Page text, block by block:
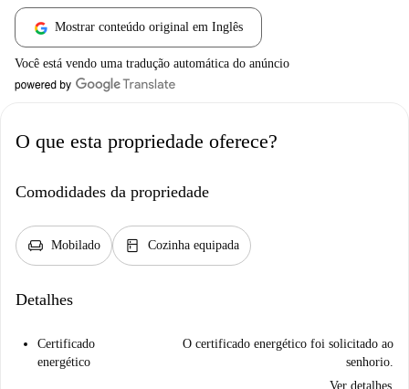
Mostrar conteúdo original em Inglês
Você está vendo uma tradução automática do anúncio
O que esta propriedade oferece?
Comodidades da propriedade
chair Mobilado kitchen Cozinha equipada
Detalhes
Certificado
energético
O certificado energético foi solicitado ao
senhorio.
Ver detalhes